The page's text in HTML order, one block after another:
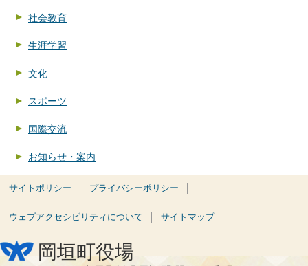
社会教育
生涯学習
文化
スポーツ
国際交流
お知らせ・案内
サイトポリシー プライバシーポリシー
ウェブアクセシビリティについて サイトマップ
岡垣町役場